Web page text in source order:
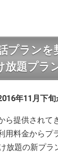
プランを
題プラ
年11月下旬
ら提供されて
用料金からプ
放題の新プラ